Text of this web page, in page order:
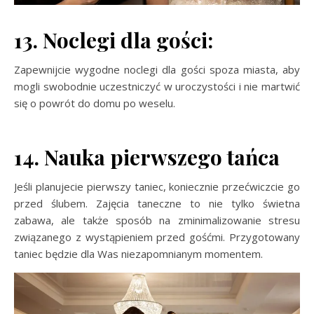
13. Noclegi dla gości:
Zapewnijcie wygodne noclegi dla gości spoza miasta, aby
mogli swobodnie uczestniczyć w uroczystości i nie martwić
się o powrót do domu po weselu.
14. Nauka pierwszego tańca
Jeśli planujecie pierwszy taniec, koniecznie przećwiczcie go
przed ślubem. Zajęcia taneczne to nie tylko świetna
zabawa, ale także sposób na zminimalizowanie stresu
związanego z wystąpieniem przed gośćmi. Przygotowany
taniec będzie dla Was niezapomnianym momentem.